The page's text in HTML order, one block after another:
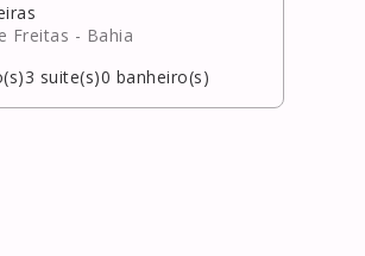
Freitas - Bahia
3 suite(s)0 banheiro(s)